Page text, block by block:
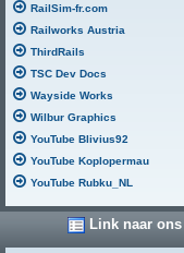
RailSim-fr.com
Railworks Austria
ThirdRails
TSC Dev Docs
Wayside Works
Wilbur Graphics
YouTube Blivius92
YouTube Koplopermau
YouTube Rubku_NL
Link naar ons